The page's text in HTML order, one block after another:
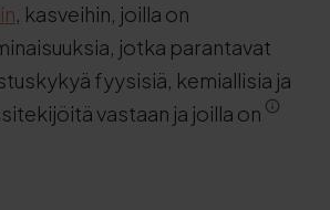
, kasveihin, joilla on
jotka parantavat
fyysisiä, kemiallisia ja
vastaan ja joilla on